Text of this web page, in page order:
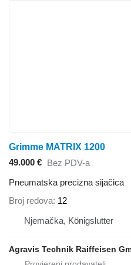
Grimme MATRIX 1200
49.000 € Bez PDV-a
Pneumatska precizna sijačica
Broj redova 12
Njemačka, Königslutter
Agravis Technik Raiffeisen